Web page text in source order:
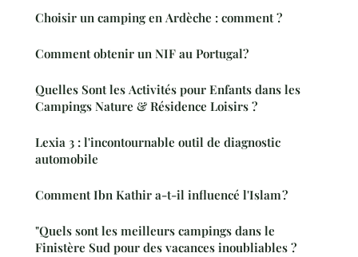
Choisir un camping en Ardèche : comment ?
Comment obtenir un NIF au Portugal?
Quelles Sont les Activités pour Enfants dans les
Campings Nature & Résidence Loisirs ?
Lexia 3 : l'incontournable outil de diagnostic
automobile
Comment Ibn Kathir a-t-il influencé l'Islam ?
"Quels sont les meilleurs campings dans le
Finistère Sud pour des vacances inoubliables ?